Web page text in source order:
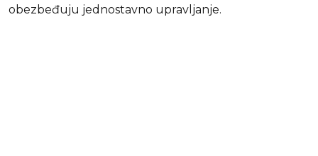
obezbeđuju jednostavno upravljanje.